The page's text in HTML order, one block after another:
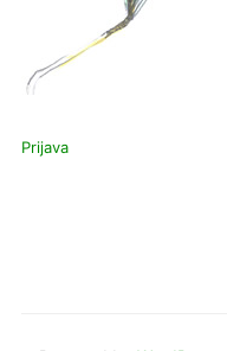
Prijava